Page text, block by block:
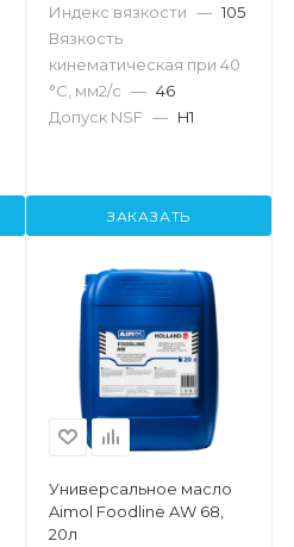
Индекс вязкости — 105
Вязкость
кинематическая при 40
°С, мм2/с — 46
Допуск NSF — H1
ЗАКАЗАТЬ
Универсальное масло
Aimol Foodline AW 68,
20л